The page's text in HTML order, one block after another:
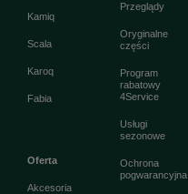
Kamiq
Scala
Karoq
Fabia
Oferta
Akcesoria
Przeglądy
Oryginalne
części
Program
rabatowy
4Service
Usługi
sezonowe
Ochrona
pogwarancyjna